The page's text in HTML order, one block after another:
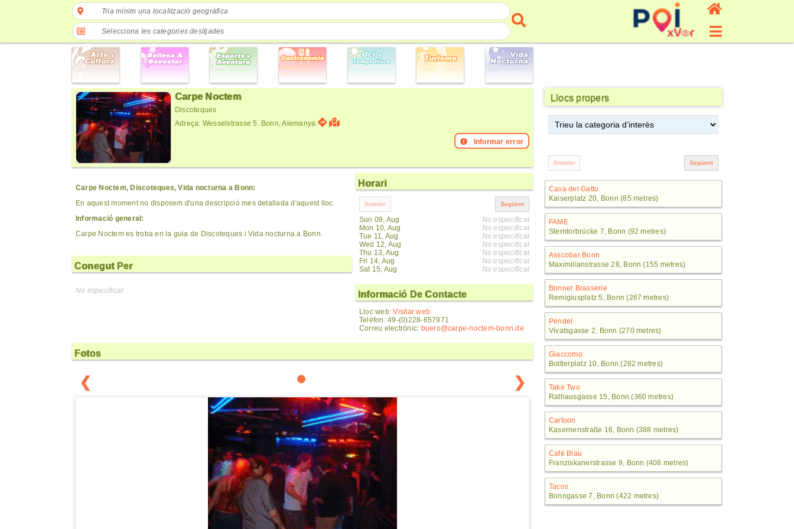
Tria mínim una localització geogràfica
Selecciona les categories desitjades
Carpe Noctem
Discoteques
Adreça: Wesselstrasse 5. Bonn, Alemanya
Informar error
Carpe Noctem, Discoteques, Vida nocturna a Bonn:
En aquest moment no disposem d'una descripció mes detallada d'aquest lloc.
Informació general:
Carpe Noctem es troba en la guia de Discoteques i Vida nocturna a Bonn.
Conegut Per
No especificat
Horari
Sun 09, Aug
Mon 10, Aug
Tue 11, Aug
Wed 12, Aug
Thu 13, Aug
Fri 14, Aug
Sat 15, Aug
No especificat
No especificat
No especificat
No especificat
No especificat
No especificat
No especificat
Informació De Contacte
Lloc web:Visitar web
Telèfon: 49-(0)228-657971
Correu electrònic: buero@carpe-noctem-bonn.de
Fotos
❮ ❯
Llocs propers
Casa del Gatto
Kaiserplatz 20, Bonn (85 metres)
FAME
Sterntorbrücke 7, Bonn (92 metres)
Asscobar Bonn
Maximilianstrasse 28, Bonn (155 metres)
Bonner Brasserie
Remigiusplatz 5, Bonn (267 metres)
Pendel
Vivatsgasse 2, Bonn (270 metres)
Giaccomo
Bottlerplatz 10, Bonn (282 metres)
Take Two
Rathausgasse 15, Bonn (360 metres)
Cartoon
Kasernenstraße 16, Bonn (388 metres)
Café Blau
Franziskanerstrasse 9, Bonn (408 metres)
Tacos
Bonngasse 7, Bonn (422 metres)